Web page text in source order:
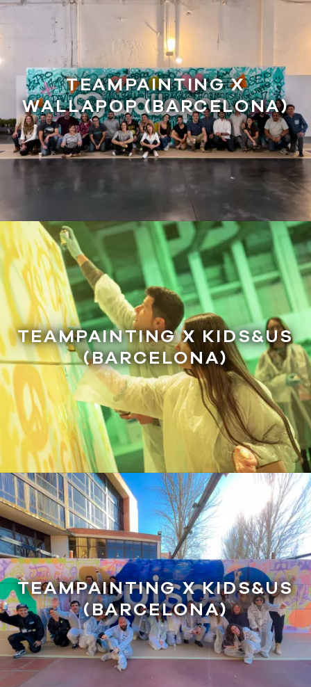
TEAMPAINTING X
WALLAPOP (BARCELONA)
TEAMPAINTING X KIDS&US
(BARCELONA)
TEAMPAINTING X KIDS&US
(BARCELONA)